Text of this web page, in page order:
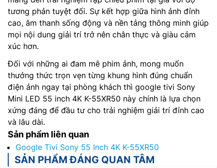
tương phản tuyệt đối. Sự kết hợp giữa hình ảnh đỉnh
cao, âm thanh sống động và nền tảng thông minh giúp
mọi nội dung giải trí trở nên chân thực và giàu cảm
xúc hơn.
Đối với những ai đam mê phim ảnh, mong muốn
thưởng thức trọn vẹn từng khung hình đúng chuẩn
điện ảnh ngay tại phòng khách thì google tivi Sony
Mini LED 55 inch 4K K-55XR50 này chính là lựa chọn
xứng đáng để đầu tư cho trải nghiệm giải trí đỉnh cao
và lâu dài.
Sản phẩm liên quan
Google Tivi Sony 55 Inch 4K K-55XR50
SẢN PHẨM ĐÁNG QUAN TÂM